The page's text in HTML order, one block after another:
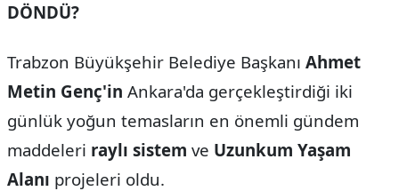
DÖNDÜ?
Trabzon Büyükşehir Belediye Başkanı Ahmet
Metin Genç'in Ankara'da gerçekleştirdiği iki
günlük yoğun temasların en önemli gündem
maddeleri raylı sistem ve Uzunkum Yaşam
Alanı projeleri oldu.